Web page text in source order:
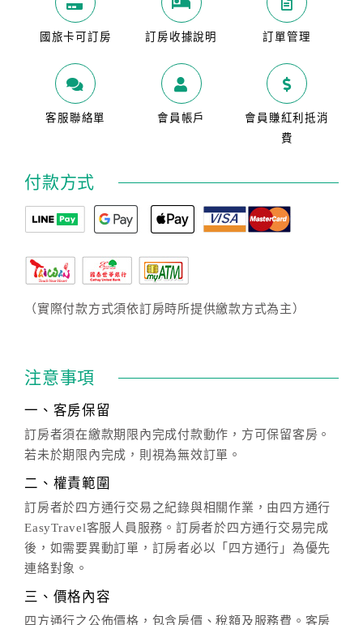
國旅卡可訂房 訂房收據說明 訂單管理
客服聯絡單 會員帳戶
會員賺紅利抵消
費
付款方式
（實際付款方式須依訂房時所提供繳款方式為主）
注意事項
一、客房保留
訂房者須在繳款期限內完成付款動作，方可保留客房。
若未於期限內完成，則視為無效訂單。
二、權責範圍
訂房者於四方通行交易之紀錄與相關作業，由四方通行
EasyTravel客服人員服務。訂房者於四方通行交易完成
後，如需要異動訂單，訂房者必以「四方通行」為優先
連絡對象。
三、價格內容
四方通行之公佈價格，包含房價、稅額及服務費。客房